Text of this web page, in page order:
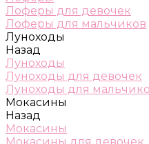
Лоферы для девочек
Лоферы для мальчиков
Луноходы
Назад
Луноходы
Луноходы для девочек
Луноходы для
Мокасины
Назад
Мокасины